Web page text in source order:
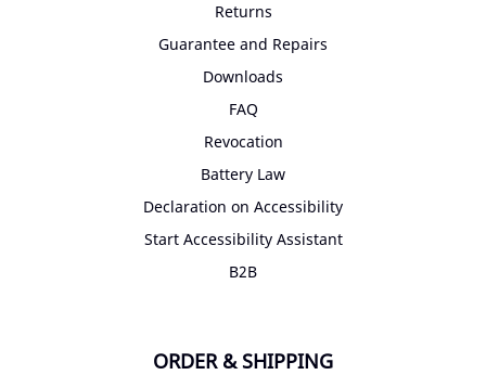
Returns
Guarantee and Repairs
Downloads
FAQ
Revocation
Battery Law
Declaration on Accessibility
Start Accessibility Assistant
B2B
ORDER & SHIPPING